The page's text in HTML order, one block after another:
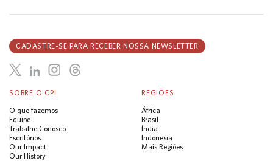
SOBRE O CPI
O que fazemos
Equipe
Trabalhe Conosco
Escritórios
Our Impact
Our History
REGIÕES
África
Brasil
Índia
Indonesia
Mais Regiões
CADASTRE-SE PARA RECEBER NOSSA NEWSLETTER